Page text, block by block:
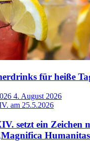
für heiße
4. August 2026
setzt ein Zeichen